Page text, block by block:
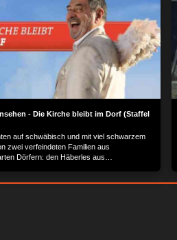
- Die Kirche bleibt im Dorf (Staffel
auf schwäbisch und mit viel schwarzem
zwei verfeindeten Familien aus
Dörfern: den Häberles aus